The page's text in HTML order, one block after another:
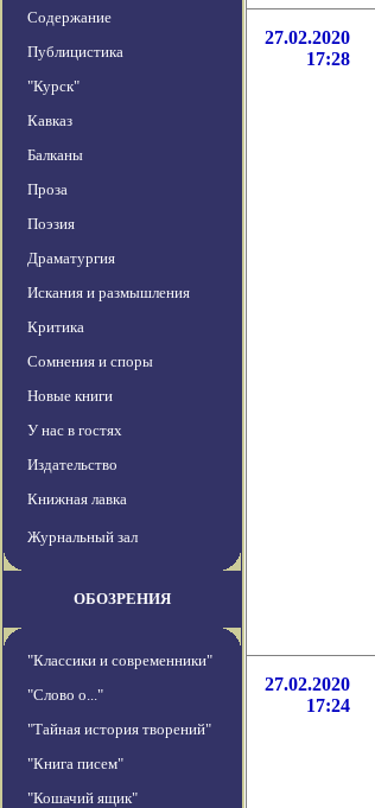
Содержание
Публицистика
"Курск"
Кавказ
Балканы
Проза
Поэзия
Драматургия
Искания и размышления
Критика
Сомнения и споры
Новые книги
У нас в гостях
Издательство
Книжная лавка
Журнальный зал
ОБОЗРЕНИЯ
"Классики и современники"
"Слово о..."
"Тайная история творений"
"Книга писем"
"Кошачий ящик"
27.02.2020
17:28
27.02.2020
17:24